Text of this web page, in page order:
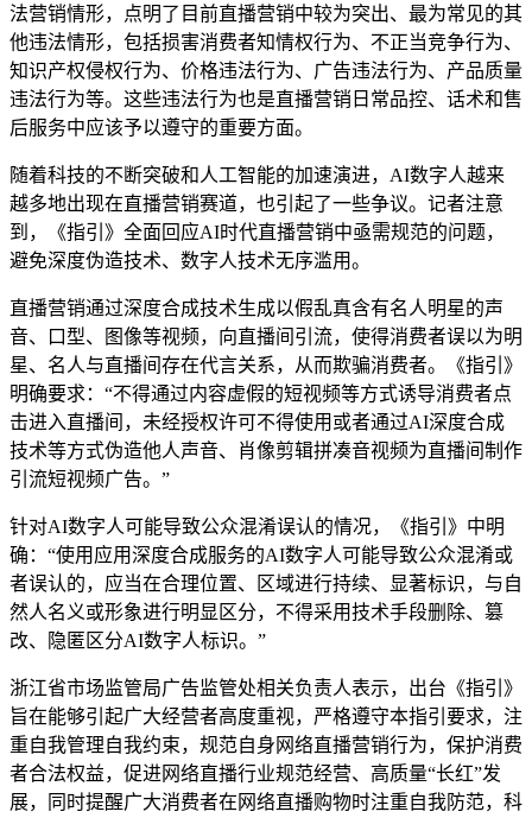
法营销情形，点明了目前直播营销中较为突出、最为常见的其
他违法情形，包括损害消费者知情权行为、不正当竞争行为、
知识产权侵权行为、价格违法行为、广告违法行为、产品质量
违法行为等。这些违法行为也是直播营销日常品控、话术和售
后服务中应该予以遵守的重要方面。
随着科技的不断突破和人工智能的加速演进，AI数字人越来
越多地出现在直播营销赛道，也引起了一些争议。记者注意
到，《指引》全面回应AI时代直播营销中亟需规范的问题，
避免深度伪造技术、数字人技术无序滥用。
直播营销通过深度合成技术生成以假乱真含有名人明星的声
音、口型、图像等视频，向直播间引流，使得消费者误以为明
星、名人与直播间存在代言关系，从而欺骗消费者。《指引》
明确要求：“不得通过内容虚假的短视频等方式诱导消费者点
击进入直播间，未经授权许可不得使用或者通过AI深度合成
技术等方式伪造他人声音、肖像剪辑拼凑音视频为直播间制作
引流短视频广告。”
针对AI数字人可能导致公众混淆误认的情况，《指引》中明
确：“使用应用深度合成服务的AI数字人可能导致公众混淆或
者误认的，应当在合理位置、区域进行持续、显著标识，与自
然人名义或形象进行明显区分，不得采用技术手段删除、篡
改、隐匿区分AI数字人标识。”
浙江省市场监管局广告监管处相关负责人表示，出台《指引》
旨在能够引起广大经营者高度重视，严格遵守本指引要求，注
重自我管理自我约束，规范自身网络直播营销行为，保护消费
者合法权益，促进网络直播行业规范经营、高质量“长红”发
展，同时提醒广大消费者在网络直播购物时注重自我防范，科